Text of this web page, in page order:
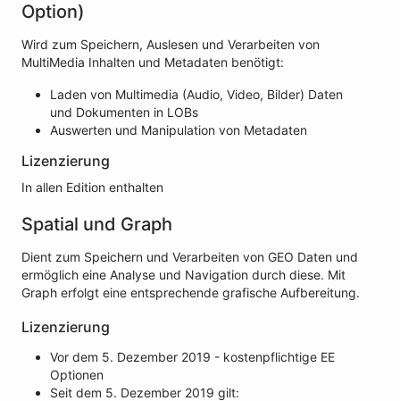
Option)
Wird zum Speichern, Auslesen und Verarbeiten von
MultiMedia Inhalten und Metadaten benötigt:
Laden von Multimedia (Audio, Video, Bilder) Daten
und Dokumenten in LOBs
Auswerten und Manipulation von Metadaten
Lizenzierung
In allen Edition enthalten
Spatial und Graph
Dient zum Speichern und Verarbeiten von GEO Daten und
ermöglich eine Analyse und Navigation durch diese. Mit
Graph erfolgt eine entsprechende grafische Aufbereitung.
Lizenzierung
Vor dem 5. Dezember 2019 - kostenpflichtige EE
Optionen
Seit dem 5. Dezember 2019 gilt: